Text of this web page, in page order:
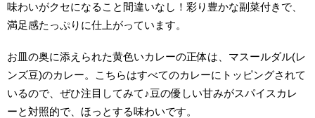
味わいがクセになること間違いなし！彩り豊かな副菜付きで、
満足感たっぷりに仕上がっています。
お皿の奥に添えられた黄色いカレーの正体は、マスールダル(レ
ンズ豆)のカレー。こちらはすべてのカレーにトッピングされて
いるので、ぜひ注目してみて♪豆の優しい甘みがスパイスカレ
ーと対照的で、ほっとする味わいです。